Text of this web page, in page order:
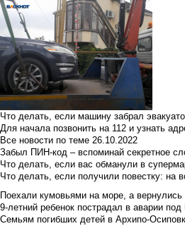
Что делать, если машину забрал
Для начала позвонить на 112 и узнать
Все новости по теме 26.10.2022
Забыл ПИН-код – вспоминай секретное
Что делать, если вас обманули в
Что делать, если получили повестку: на
Поехали кумовьями на море, а
9-летний ребенок пострадал в аварии
Семьям погибших детей в Архипо-